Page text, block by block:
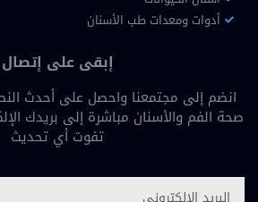
أدوات ومعدات طب الأسنان
إبقى على إتصال
انضم إلى مجتمعنا واحصل على أحدث
صحة الفم والأسنان مباشرة إلى بريدك
تفوت أي تحديث